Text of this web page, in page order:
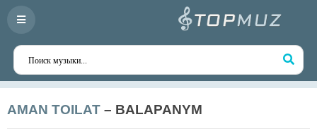
AMAN TOILAT – BALAPANYM